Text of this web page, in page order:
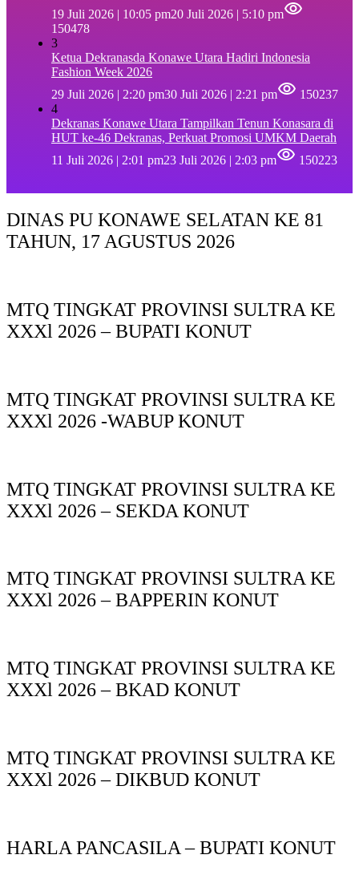
19 Juli 2026 | 10:05 pm20 Juli 2026 | 5:10 pm
150478
3
Ketua Dekranasda Konawe Utara Hadiri Indonesia
Fashion Week 2026
29 Juli 2026 | 2:20 pm30 Juli 2026 | 2:21 pm
150237
4
Dekranas Konawe Utara Tampilkan Tenun Konasara di
HUT ke-46 Dekranas, Perkuat Promosi UMKM Daerah
11 Juli 2026 | 2:01 pm23 Juli 2026 | 2:03 pm 150223
DINAS PU KONAWE SELATAN KE 81
TAHUN, 17 AGUSTUS 2026
MTQ TINGKAT PROVINSI SULTRA KE
XXXl 2026 – BUPATI KONUT
MTQ TINGKAT PROVINSI SULTRA KE
XXXl 2026 -WABUP KONUT
MTQ TINGKAT PROVINSI SULTRA KE
XXXl 2026 – SEKDA KONUT
MTQ TINGKAT PROVINSI SULTRA KE
XXXl 2026 – BAPPERIN KONUT
MTQ TINGKAT PROVINSI SULTRA KE
XXXl 2026 – BKAD KONUT
MTQ TINGKAT PROVINSI SULTRA KE
XXXl 2026 – DIKBUD KONUT
HARLA PANCASILA – BUPATI KONUT